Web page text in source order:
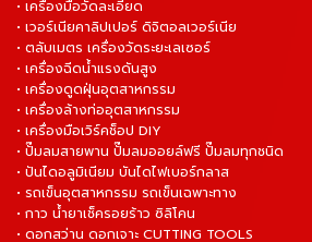
• เครื่องมือวัดละเอียด
• เวอร์เนียคาลิปเปอร์ ดิจิตอลเวอร์เนีย
• ตลับเมตร เครื่องวัดระยะเลเซอร์
• เครื่องฉีดน้ำแรงดันสูง
• เครื่องดูดฝุ่นอุตสาหกรรม
• เครื่องล้างท่ออุตสาหกรรม
• เครื่องมือเวิร์คช็อป DIY
• ปั๊มลมสายพาน ปั๊มลมออยล์ฟรี ปั๊มลมทุกชนิด
• ปันไดอลูมิเนียม บันไดไฟเบอร์กลาส
• รถเข็นอุตสาหกรรม รถเข็นเฉพาะทาง
• กาว น้ำยาเช็ครอยร้าว ซิลิโคน
• ดอกสว่าน ดอกเจาะ CUTTING TOOLS